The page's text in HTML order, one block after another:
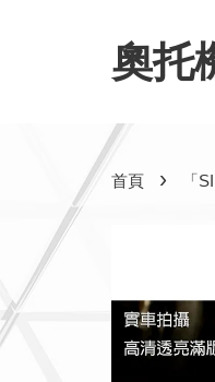
奧托
首頁 › 「